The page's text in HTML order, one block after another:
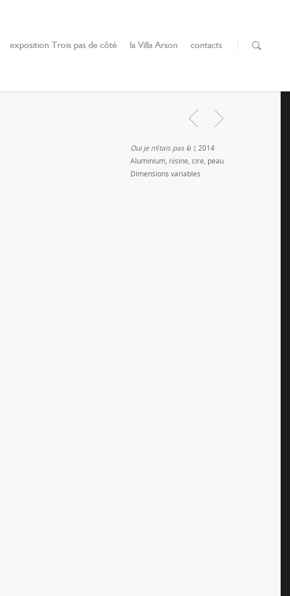
exposition Trois pas de côté la Villa Arson contacts
Oui je n’étais pas là !, 2014
Aluminium, résine, cire, peau
Dimensions variables